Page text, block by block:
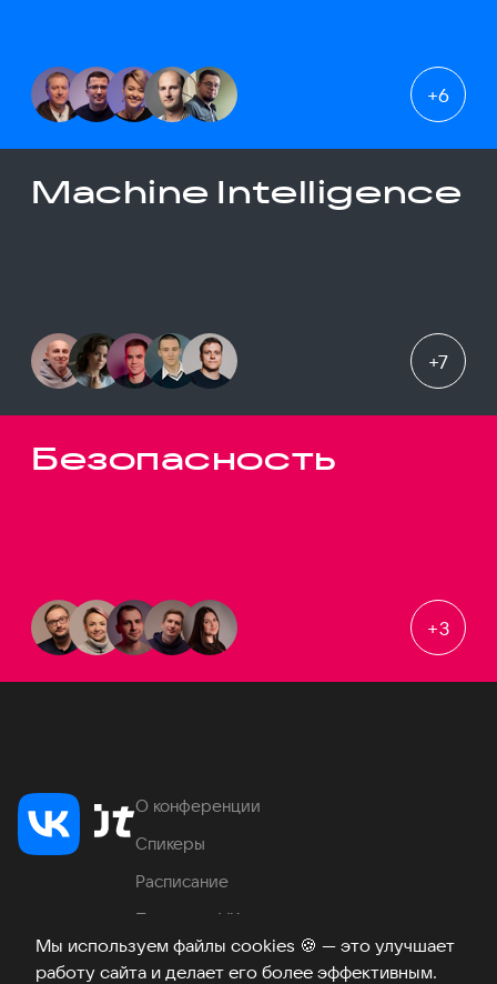
Мы используем файлы cookies 🍪 — это улучшает
работу сайта и делает его более эффективным.
+6
Machine Intelligence
+7
Безопасность
+3
О конференции
Спикеры
Расписание
Продукты VK
Место проведения